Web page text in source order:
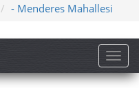
- Menderes Mahallesi